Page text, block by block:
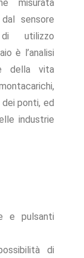
misurata
sensore
utilizzo
è l’analisi
della vita
ponti, ed
industrie
e pulsanti
di